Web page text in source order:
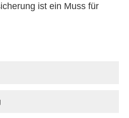
ist ein Muss für